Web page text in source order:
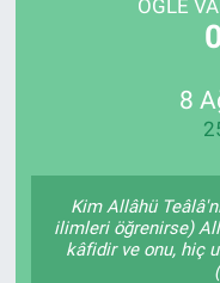
ÖĞLE
8
Kim Allâhü
ilimleri öğrenirse)
kâfidir ve onu, hiç